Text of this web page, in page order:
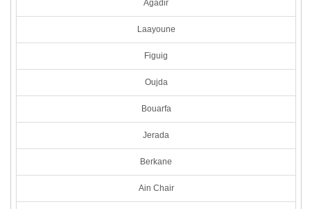
Agadir
Laayoune
Figuig
Oujda
Bouarfa
Jerada
Berkane
Ain Chair